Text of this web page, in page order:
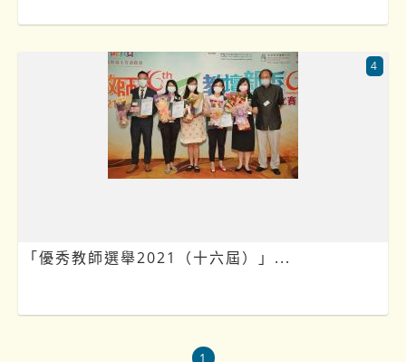
「優秀教師選舉2021（十六屆）」...
4
1